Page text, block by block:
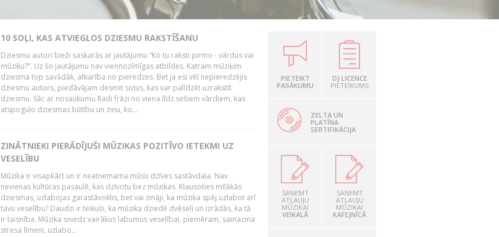
10 SOĻI, KAS ATVIEGLOS DZIESMU RAKSTĪŠANU
Dziesmu autori bieži saskarās ar jautājumu “Ko tu raksti pirmo - vārdus vai
mūziku?”. Uz šo jautājumu nav viennozīmīgas atbildes. Katram mūziķim
dziesma top savādāk, atkarība no pieredzes. Bet ja esi vēl nepieredzējis
dziesmu autors, piedāvājam desmit soļus, kas var palīdzēt uzrakstīt
dziesmu. Sāc ar nosaukumu Radi frāzi no viena līdz sešiem vārdiem, kas
atspoguļo dziesmas būtību un ziņu, ko...
ZINĀTNIEKI PIERĀDĪJUŠI MŪZIKAS POZITĪVO IETEKMI UZ
VESELĪBU
Mūzika ir visapkārt un ir neatņemama mūsu dzīves sastāvdaļa. Nav
nevienas kultūras pasaulē, kas dzīvotu bez mūzikas. Klausoties mīļākās
dziesmas, uzlabojas garastāvoklis, bet vai zināji, ka mūzika spēj uzlabot arī
tavu veselību? Daudzi ir teikuši, ka mūzika dziedē dvēseli un izrādās, ka tā
ir taisnība. Mūzika sniedz vairākus labumus veselībai, piemēram, samazina
stresa līmeni, uzlabo...
PIETEIKT
PASĀKUMU
DJ LICENCE
PIETEIKUMS
ZELTA UN
PLATĪNA
SERTIFIKĀCIJA
SAŅEMT
ATĻAUJU
MŪZIKAI
VEIKALĀ
SAŅEMT
ATĻAUJU
MŪZIKAI
KAFEJNĪCĀ